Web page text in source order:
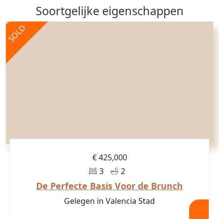
Soortgelijke eigenschappen
SOLD
€ 425,000
3
2
De Perfecte Basis Voor de Brunch
Gelegen in Valencia Stad